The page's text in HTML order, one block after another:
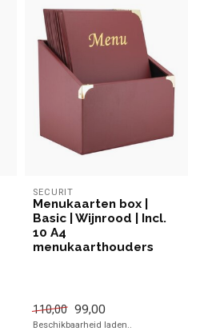
SECURIT
Menukaarten box |
Basic | Wijnrood | Incl.
10 A4
menukaarthouders
110,00 99,00
Beschikbaarheid laden..